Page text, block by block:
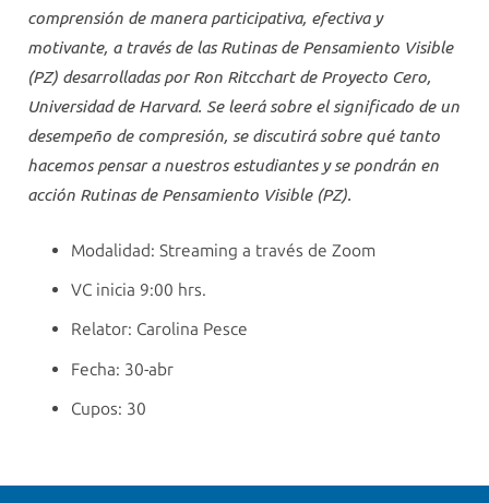
comprensión de manera participativa, efectiva y
motivante, a través de las Rutinas de Pensamiento Visible
(PZ) desarrolladas por Ron Ritcchart de Proyecto Cero,
Universidad de Harvard. Se leerá sobre el significado de un
desempeño de compresión, se discutirá sobre qué tanto
hacemos pensar a nuestros estudiantes y se pondrán en
acción Rutinas de Pensamiento Visible (PZ).
Modalidad: Streaming a través de Zoom
VC inicia 9:00 hrs.
Relator: Carolina Pesce
Fecha: 30-abr
Cupos: 30